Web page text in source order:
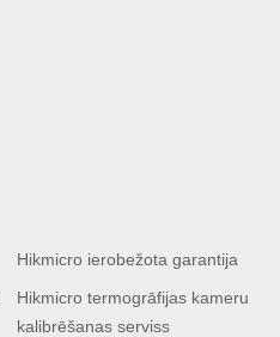
Hikmicro ierobežota garantija
Hikmicro termogrāfijas kameru
kalibrēšanas serviss